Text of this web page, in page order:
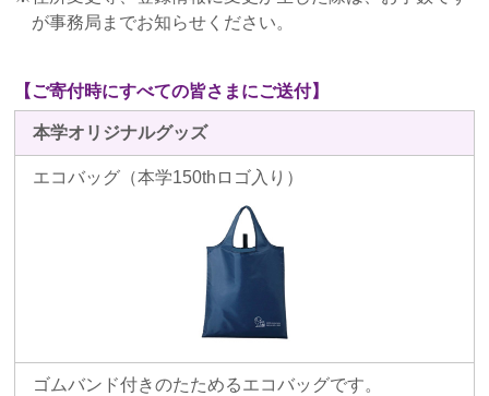
催しました
同志社女子大学サポーターズ募金“ぶどうの樹”募集開
始について
が事務局までお知らせください。
【ご寄付時にすべての皆さまにご送付】
本学オリジナルグッズ
エコバッグ（本学150thロゴ入り）
ゴムバンド付きのたためるエコバッグです。